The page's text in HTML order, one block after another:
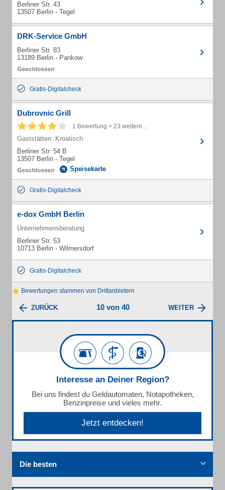
Berliner Str. 43
13507 Berlin - Tegel
DRK-Service GmbH
Berliner Str. 83
13189 Berlin - Pankow
Gratis-Digitalcheck
Dubrovnic Grill
1 Bewertung + 23 weitere...
Gaststätten: Kroatisch
Berliner Str. 54 B
13507 Berlin - Tegel
Speisekarte
Gratis-Digitalcheck
e-dox GmbH Berlin
Unternehmensberatung
Berliner Str. 53
10713 Berlin - Wilmersdorf
Gratis-Digitalcheck
Bewertungen stammen von Drittanbietern
ZURÜCK 10 von 40 WEITER
Interesse an Deiner Region?
Bei uns findest du Geldautomaten, Notapotheken,
Benzinpreise und vieles mehr.
Jetzt entdecken!
Die besten